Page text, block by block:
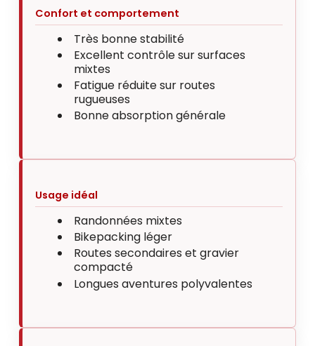
Confort et comportement
Très bonne stabilité
Excellent contrôle sur surfaces
mixtes
Fatigue réduite sur routes
rugueuses
Bonne absorption générale
Usage idéal
Randonnées mixtes
Bikepacking léger
Routes secondaires et gravier
compacté
Longues aventures polyvalentes